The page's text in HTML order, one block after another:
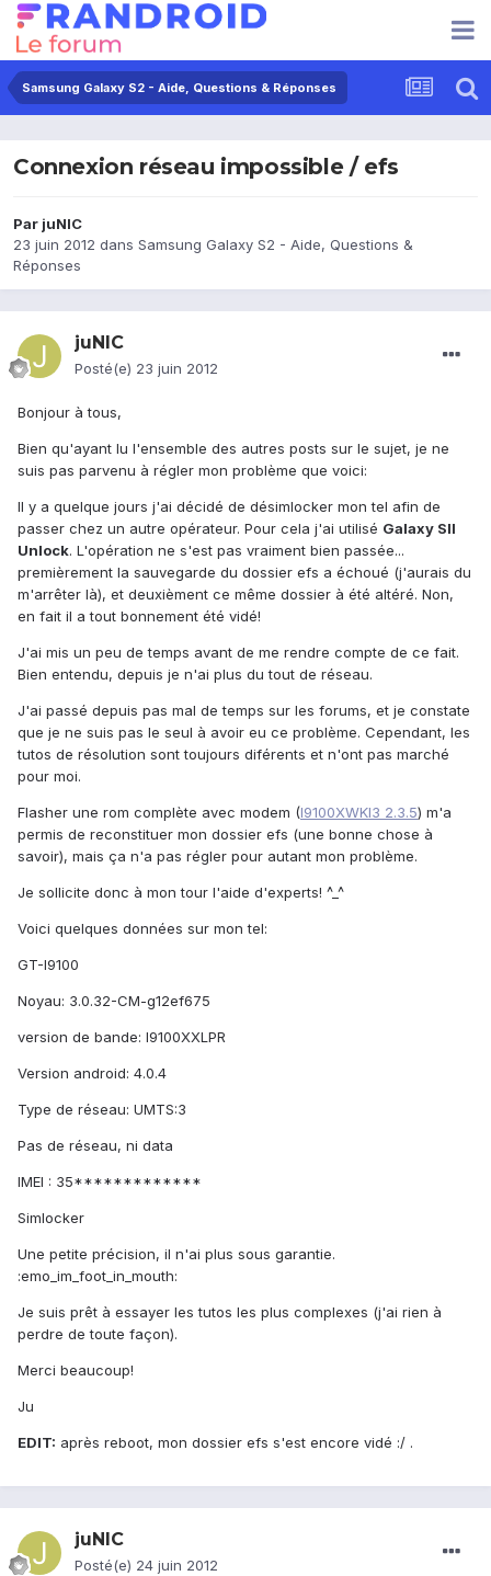
Samsung Galaxy S2 - Aide, Questions & Réponses
Connexion réseau impossible / efs
Par juNIC
23 juin 2012 dans Samsung Galaxy S2 - Aide, Questions &
Réponses
juNIC
Posté(e) 23 juin 2012
Bonjour à tous,
Bien qu'ayant lu l'ensemble des autres posts sur le sujet, je ne
suis pas parvenu à régler mon problème que voici:
Il y a quelque jours j'ai décidé de désimlocker mon tel afin de
passer chez un autre opérateur. Pour cela j'ai utilisé Galaxy SII
Unlock. L'opération ne s'est pas vraiment bien passée...
premièrement la sauvegarde du dossier efs a échoué (j'aurais du
m'arrêter là), et deuxièment ce même dossier à été altéré. Non,
en fait il a tout bonnement été vidé!
J'ai mis un peu de temps avant de me rendre compte de ce fait.
Bien entendu, depuis je n'ai plus du tout de réseau.
J'ai passé depuis pas mal de temps sur les forums, et je constate
que je ne suis pas le seul à avoir eu ce problème. Cependant, les
tutos de résolution sont toujours diférents et n'ont pas marché
pour moi.
Flasher une rom complète avec modem (I9100XWKI3 2.3.5) m'a
permis de reconstituer mon dossier efs (une bonne chose à
savoir), mais ça n'a pas régler pour autant mon problème.
Je sollicite donc à mon tour l'aide d'experts! ^_^
Voici quelques données sur mon tel:
GT-I9100
Noyau: 3.0.32-CM-g12ef675
version de bande: I9100XXLPR
Version android: 4.0.4
Type de réseau: UMTS:3
Pas de réseau, ni data
IMEI : 35*************
Simlocker
Une petite précision, il n'ai plus sous garantie.
:emo_im_foot_in_mouth:
Je suis prêt à essayer les tutos les plus complexes (j'ai rien à
perdre de toute façon).
Merci beaucoup!
Ju
EDIT: après reboot, mon dossier efs s'est encore vidé :/ .
juNIC
Posté(e) 24 juin 2012